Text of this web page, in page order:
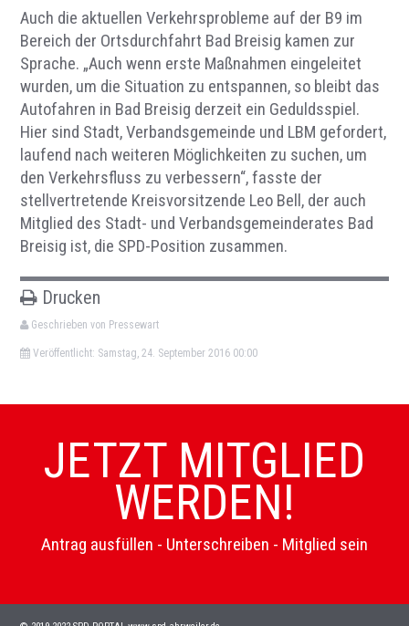
Auch die aktuellen Verkehrsprobleme auf der B9 im
Bereich der Ortsdurchfahrt Bad Breisig kamen zur
Sprache. „Auch wenn erste Maßnahmen eingeleitet
wurden, um die Situation zu entspannen, so bleibt das
Autofahren in Bad Breisig derzeit ein Geduldsspiel.
Hier sind Stadt, Verbandsgemeinde und LBM gefordert,
laufend nach weiteren Möglichkeiten zu suchen, um
den Verkehrsfluss zu verbessern“, fasste der
stellvertretende Kreisvorsitzende Leo Bell, der auch
Mitglied des Stadt- und Verbandsgemeinderates Bad
Breisig ist, die SPD-Position zusammen.
Drucken
Geschrieben von Pressewart
Veröffentlicht: Samstag, 24. September 2016 00:00
JETZT MITGLIED
WERDEN!
Antrag ausfüllen - Unterschreiben - Mitglied sein